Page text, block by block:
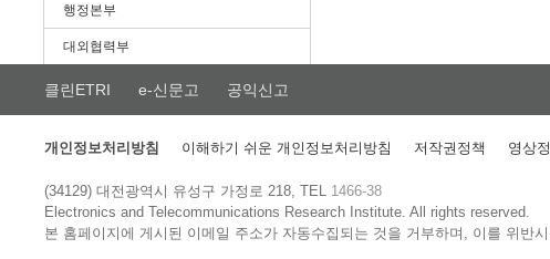
행정본부
대외협력부
클린ETRI e-신문고 공익신고
개인정보처리방침 이해하기 쉬운 개인정보처리방침 저작권정책 영상
(34129) 대전광역시 유성구 가정로 218, TEL 1466-38
Electronics and Telecommunications Research Institute.All rights reserved.
본 홈페이지에 게시된 이메일 주소가 자동수집되는 것을 거부하며, 이를 위반